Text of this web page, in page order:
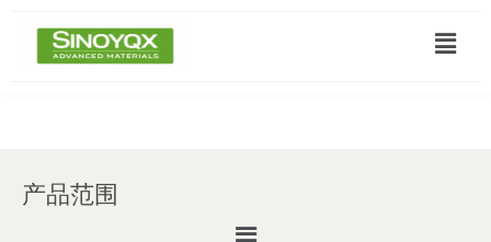
产品范围